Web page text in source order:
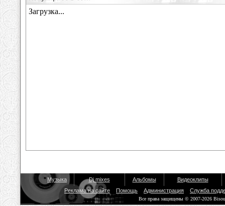
Музыка Dj mixes Альбомы
Видеоклипы
Реклама на сайте
Помощь Администрация Служба
Все права защищены © 2007-2026